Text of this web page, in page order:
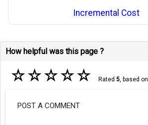
Incremental Cost
How helpful was this page ?
☆☆☆☆☆ Rated 5, based on
POST A COMMENT